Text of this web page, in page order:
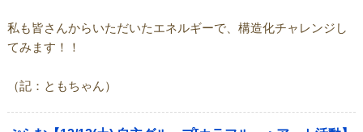
私も皆さんからいただいたエネルギーで、構造化チャレンジし
てみます！！
（記：ともちゃん）